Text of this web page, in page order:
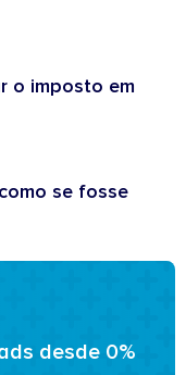
o imposto em
se fosse
desde 0%